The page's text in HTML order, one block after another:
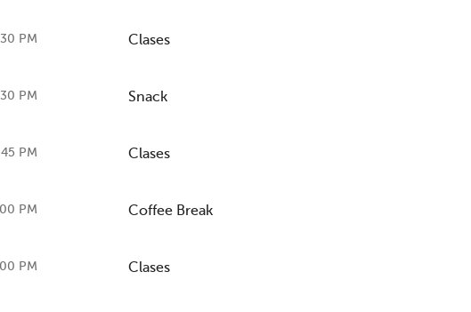
PM Clases
PM Snack
PM Clases
PM Coffee Break
PM Clases